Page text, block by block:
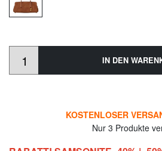
IN DEN
KOSTENLOSER
Nur 3 Produkte